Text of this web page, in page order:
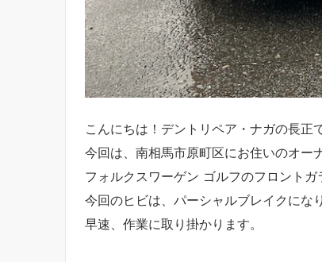
こんにちは！デントリペア・ナガの長正で
今回は、南相馬市原町区にお住いのオー
フォルクスワーゲン ゴルフのフロントガ
今回のヒビは、パーシャルブレイクにな
早速、作業に取り掛かります。